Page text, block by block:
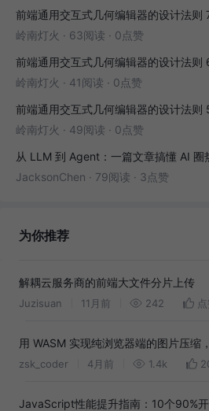
前端通用交互式几何编辑器的设计法则
岭南灯火 · 63阅读 · 0点赞
前端通用交互式几何编辑器的设计法则
岭南灯火 · 41阅读 · 0点赞
前端通用交互式几何编辑器的设计法则
岭南灯火 · 49阅读 · 0点赞
从 LLM 到 Agent：一篇文章搞懂 AI 圈
JacksonChen · 79阅读 · 3点赞
为你推荐
解耦云服务商的前端大文件分片上传
Juzisuan 11月前 242
用 WASM 实现纯浏览器端的图片压缩
zsk_coder 4月前 1.4k
JavaScript性能提升指南：10个90%